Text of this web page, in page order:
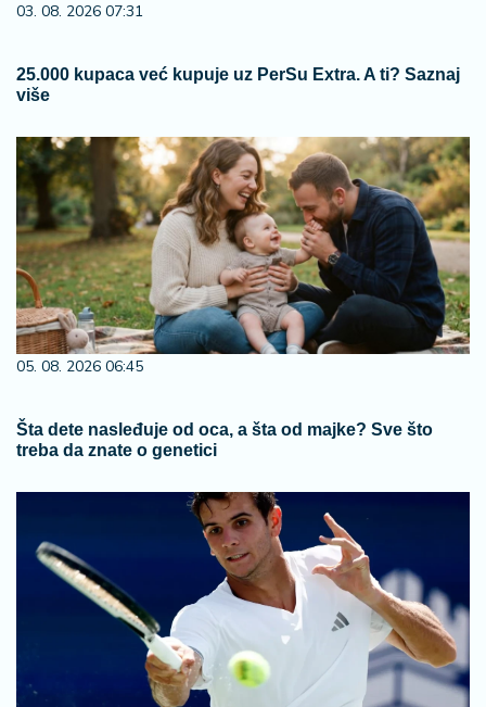
03. 08. 2026 07:31
25.000 kupaca već kupuje uz PerSu Extra. A ti? Saznaj
više
05. 08. 2026 06:45
Šta dete nasleđuje od oca, a šta od majke? Sve što
treba da znate o genetici